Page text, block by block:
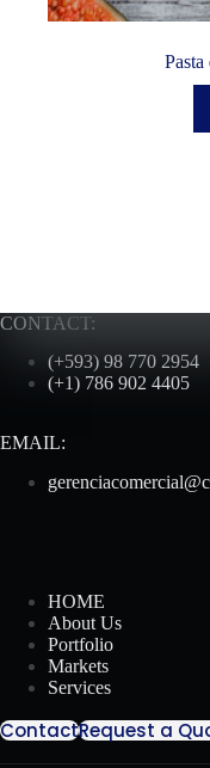
CONTACT:
(+593) 98 770 2954
(+1) 786 902 4405
EMAIL:
HOME
About Us
Portfolio
Markets
Services
ContactRequest a